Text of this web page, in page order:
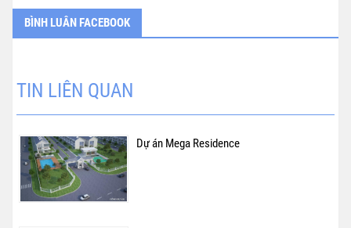
BÌNH LUÂN FACEBOOK
TIN LIÊN QUAN
Dự án Mega Residence